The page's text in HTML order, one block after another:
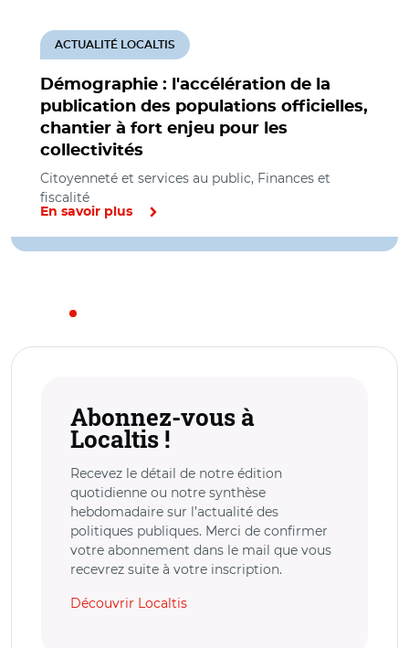
Démographie : l'accélération de la
publication des populations officielles,
chantier à fort enjeu pour les
collectivités
ACTUALITÉ LOCALTIS
Citoyenneté et services au public, Finances et
fiscalité
En savoir plus
Abonnez-vous à
Localtis !
Recevez le détail de notre édition
quotidienne ou notre synthèse
hebdomadaire sur l’actualité des
politiques publiques. Merci de confirmer
votre abonnement dans le mail que vous
recevrez suite à votre inscription.
Découvrir Localtis